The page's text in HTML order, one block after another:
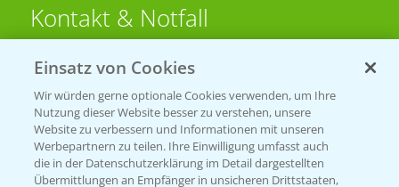
Kontakt & Notfall
Beratung auf WhatsApp
T.+49 (0)174 346 564 1
KONTAKT
Einsatz von Cookies
Wir würden gerne optionale Cookies verwenden, um Ihre
Nutzung dieser Website besser zu verstehen, unsere
Website zu verbessern und Informationen mit unseren
Werbepartnern zu teilen. Ihre Einwilligung umfasst auch
die in der Datenschutzerklärung im Detail dargestellten
Übermittlungen an Empfänger in unsicheren Drittstaaten,